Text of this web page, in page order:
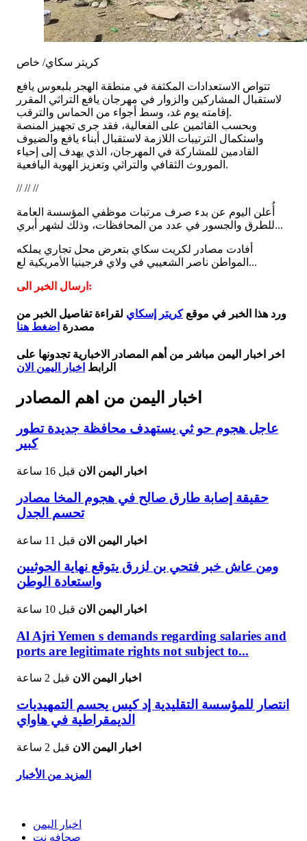
كريتر سكاي/ خاص
تتواص الاستعدادات المكثفة في منطقة الهجر بلبعوس يافع
لاستقبال المشاركين والزوار في مهرجان يافع التراثي المقرر
إقامته يوم غد، وسط أجواء من الحماس والترقب.
وبحسب القائمين على الفعالية، فقد جرى تجهيز المنصة
واستكمال الترتيبات اللازمة لاستقبال أبناء يافع والضيوف
القادمين للمشاركة في المهرجان، الذي يهدف إلى إحياء
الموروث الثقافي والتراثي وتعزيز الهوية اليافعية.
// // //
أُعلن اليوم عن بدء صرف مرتبات موظفي المؤسسة العامة
للطرق والجسور في عدد من المحافظات، وذلك لشهر أبري...
أفادت مصادر لكريت سكاي بتعرض محل تجاري يملكه
المواطن ناصر الشعيبي في ولاي فرجينيا الأمريكية لع...
ارسال الخبر الى:
ورد هذا الخبر في موقعكريتر إسكاي لقراءة تفاصيل الخبر من
مصدرة اضغط هنا
اخر اخبار اليمن مباشر من أهم المصادر الاخبارية تجدونها على
الرابط اخبار اليمن الان
اخبار اليمن من اهم المصادر
عاجل هجوم حو ثي يستهدف محافظة جديدة تطور
كبير
اخبار اليمن الان قبل 16 ساعة
حقيقة إصابة طارق صالح في هجوم المخا مصادر
تحسم الجدل
اخبار اليمن الان قبل 11 ساعة
ومن عاش خبر فتحي بن لزرق يتوقع نهاية الحوثيين
واستعادة الوطن
اخبار اليمن الان قبل 10 ساعة
Al Ajri Yemen s demands regarding salaries and
ports are legitimate rights not subject to...
اخبار اليمن الان قبل 2 ساعة
انتصار للمؤسسة التقليدية إد كيس يحسم التمهيديات
الديمقراطية في هاواي
اخبار اليمن الان قبل 2 ساعة
المزيد من الأخبار
اخبار اليمن
صحافه نت